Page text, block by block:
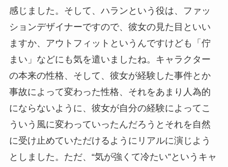
感じました。そして、ハランという役は、ファッ
ションデザイナーですので、彼女の見た目といい
ますか、アウトフィットというんですけども「佇
まい」などにも気を遣いましたね。キャラクター
の本来の性格、そして、彼女が経験した事件とか
事故によって変わった性格、それをあまり人為的
にならないように、彼女が自分の経験によってこ
ういう風に変わっていったんだろうとそれを自然
に受け止めていただけるようにリアルに演じよう
としました。ただ、“気が強くて冷たい”というキャ